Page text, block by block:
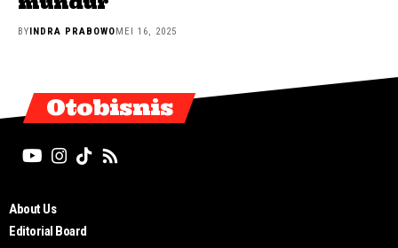
BYINDRA PRABOWOMEI 16, 2025
Otobisnis
About Us
Editorial Board